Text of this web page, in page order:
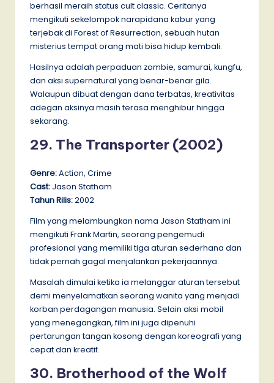
berhasil meraih status cult classic. Ceritanya
mengikuti sekelompok narapidana kabur yang
terjebak di Forest of Resurrection, sebuah hutan
misterius tempat orang mati bisa hidup kembali.
Hasilnya adalah perpaduan zombie, samurai, kungfu,
dan aksi supernatural yang benar-benar gila.
Walaupun dibuat dengan dana terbatas, kreativitas
adegan aksinya masih terasa menghibur hingga
sekarang.
29. The Transporter (2002)
Genre:Action, Crime
Cast: Jason Statham
Tahun Rilis:2002
Film yang melambungkan nama Jason Statham ini
mengikuti Frank Martin, seorang pengemudi
profesional yang memiliki tiga aturan sederhana dan
tidak pernah gagal menjalankan pekerjaannya.
Masalah dimulai ketika ia melanggar aturan tersebut
demi menyelamatkan seorang wanita yang menjadi
korban perdagangan manusia. Selain aksi mobil
yang menegangkan, film ini juga dipenuhi
pertarungan tangan kosong dengan koreografi yang
cepat dan kreatif.
30. Brotherhood of the Wolf